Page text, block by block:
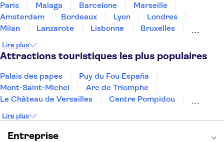
Paris Malaga Barcelone
Marseille
Amsterdam
Bordeaux Lyon
Londres
Milan
Lanzarote Lisbonne
Bruxelles
Dubai
Copenhague Minorque Montpellier
Lire plus
Attractions touristiques les plus populaires
Palais des papes
Puy du Fou España
Mont-Saint-Michel
Arc de Triomphe
Le Château de Versailles
Centre Pompidou
La Chapelle Sixtine
Musée du Louvre
La Sagrada Familia
Lire plus
Entreprise